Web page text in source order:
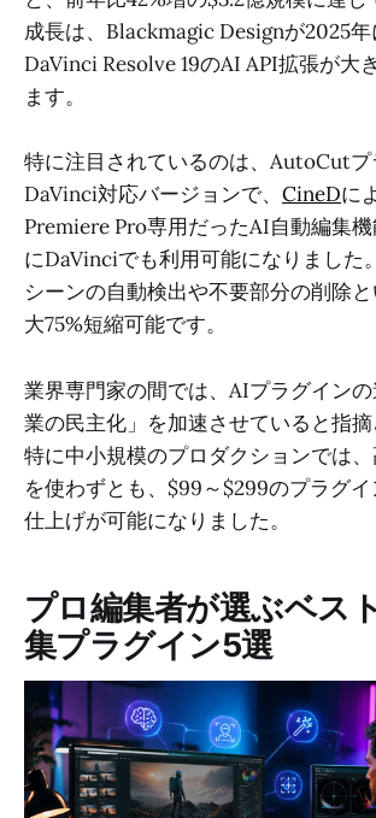
成長は、Blackmagic Designが2025年
DaVinci Resolve 19のAI API拡張が大
ます。
特に注目されているのは、AutoCut
DaVinci対応バージョンで、 CineDに
Premiere Pro専用だったAI自動編集
にDaVinciでも利用可能になりました
シーンの自動検出や不要部分の削除
大75%短縮可能です。
業界専門家の間では、AIプラグイン
業の民主化」を加速させていると指摘
特に中小規模のプロダクションでは
を使わずとも、$99～$299のプラグ
仕上げが可能になりました。
プロ編集者が選ぶベス
集プラグイン5選